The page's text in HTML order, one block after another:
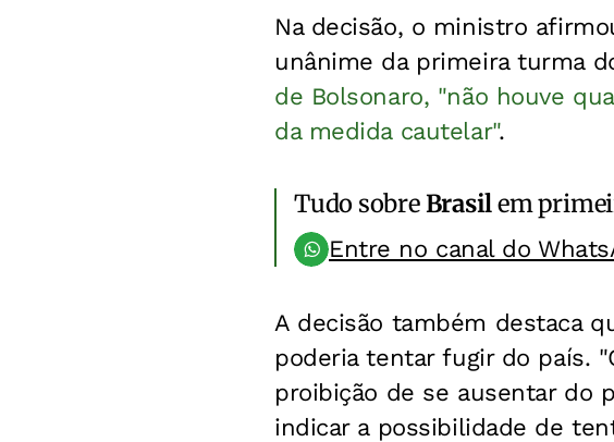
Na decisão, o ministro
unânime da primeira turma
de Bolsonaro, "não houve
da medida cautelar".
Tudo sobreBrasilem
Entre no canal do
A decisão também destaca
poderia tentar fugir do país.
proibição de se ausentar do
indicar a possibilidade de